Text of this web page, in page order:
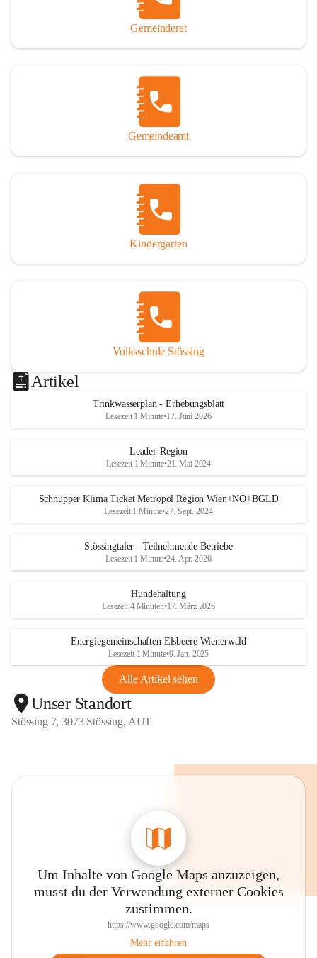
Gemeinderat
Gemeindeamt
Kindergarten
Volksschule Stössing
Artikel
Trinkwasserplan - Erhebungsblatt
Lesezeit 1 Minute•17. Juni 2026
Leader-Region
Lesezeit 1 Minute•21. Mai 2024
Schnupper Klima Ticket Metropol Region Wien+NÖ+BGLD
Lesezeit 1 Minute•27. Sept. 2024
Stössingtaler - Teilnehmende Betriebe
Lesezeit 1 Minute•24. Apr. 2026
Hundehaltung
Lesezeit 4 Minuten•17. März 2026
Energiegemeinschaften Elsbeere Wienerwald
Lesezeit 1 Minute•9. Jan. 2025
Alle Artikel sehen
Unser Standort
Stössing 7, 3073 Stössing, AUT
Um Inhalte von Google Maps anzuzeigen,
musst du der Verwendung externer Cookies
zustimmen.
https://www.google.com/maps
Mehr erfahren